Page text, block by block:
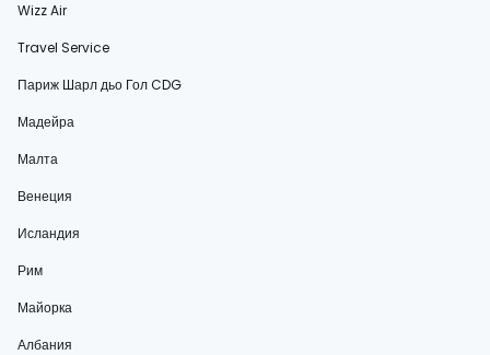
Wizz Air
Travel Service
Париж Шарл дьо Гол CDG
Мадейра
Малта
Венеция
Исландия
Рим
Майорка
Албания